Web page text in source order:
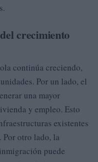
crecimiento
continúa creciendo,
Por un lado, el
una mayor
y empleo. Esto
existentes
Por otro lado, la
puede